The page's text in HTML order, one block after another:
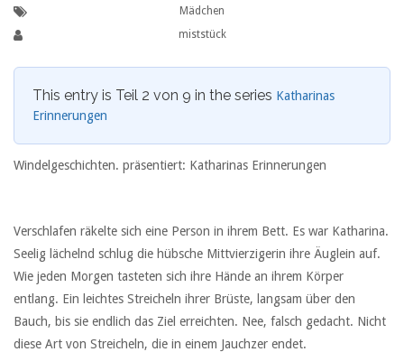
Mädchen
miststück
This entry is Teil 2 von 9 in the series Katharinas
Erinnerungen
Windelgeschichten. präsentiert: Katharinas Erinnerungen
Verschlafen räkelte sich eine Person in ihrem Bett. Es war Katharina.
Seelig lächelnd schlug die hübsche Mittvierzigerin ihre Äuglein auf.
Wie jeden Morgen tasteten sich ihre Hände an ihrem Körper
entlang. Ein leichtes Streicheln ihrer Brüste, langsam über den
Bauch, bis sie endlich das Ziel erreichten. Nee, falsch gedacht. Nicht
diese Art von Streicheln, die in einem Jauchzer endet.